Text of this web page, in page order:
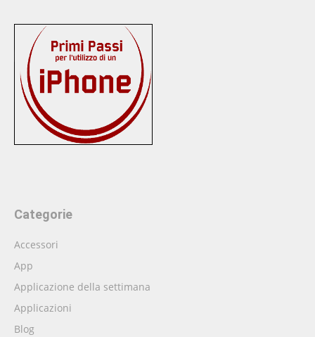
Categorie
Accessori
App
Applicazione della settimana
Applicazioni
Blog